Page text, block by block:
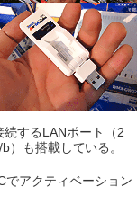
するLANポート（2
も搭載している。
アクティベーション